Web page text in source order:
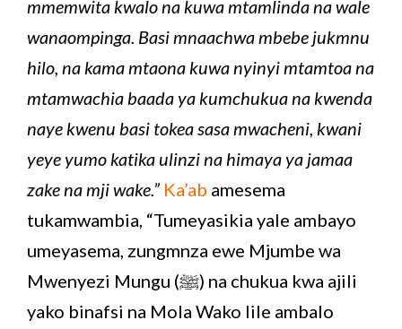
mmemwita kwalo na kuwa mtamlinda na wale
wanaompinga. Basi mnaachwa mbebe jukmnu
hilo, na kama mtaona kuwa nyinyi mtamtoa na
mtamwachia baada ya kumchukua na kwenda
naye kwenu basi tokea sasa mwacheni, kwani
yeye yumo katika ulinzi na himaya ya jamaa
zake na mji wake.” Ka’ab amesema
tukamwambia, “Tumeyasikia yale ambayo
umeyasema, zungmnza ewe Mjumbe wa
Mwenyezi Mungu (ﷺ) na chukua kwa ajili
yako binafsi na Mola Wako lile ambalo